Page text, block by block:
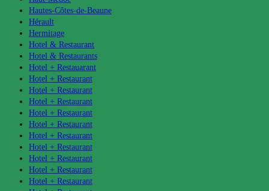
Hautes-Côtes-de-Beaune
Hérault
Hermitage
Hotel & Restaurant
Hotel & Restaurants
Hotel + Restauarant
Hotel + Restaurant
Hotel + Restaurant
Hotel + Restaurant
Hotel + Restaurant
Hotel + Restaurant
Hotel + Restaurant
Hotel + Restaurant
Hotel + Restaurant
Hotel + Restaurant
Hotel + Restaurant